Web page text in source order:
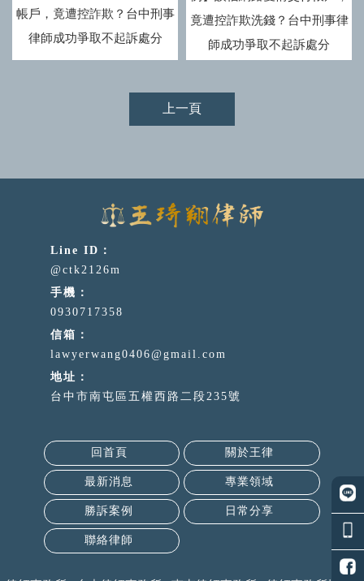
帳戶，竟遭控詐欺？台中刑事
律師成功爭取不起訴處分
竟遭控詐欺洗錢？台中刑事律
師成功爭取不起訴處分
上一頁
@ctk2126m
0930717358
lawyerwang0406@gmail.com
台中市南屯區五權西路二段235號
回首頁 關於王律
最新消息 專業領域
勝訴案例 日常分享
聯絡律師